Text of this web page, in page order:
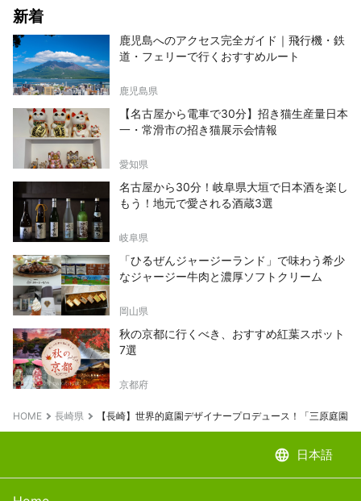
新着
鹿児島へのアクセス完全ガイド｜飛行機・鉄
道・フェリーで行くおすすめルート
鹿児島県
【名古屋から電車で30分】招き猫生産量日本
一・常滑市の招き猫展示会情報
愛知県
名古屋から30分！岐阜県大垣で日本酒を楽し
もう！地元で愛される酒蔵3選
岐阜県
「ひるぜんジャージーランド」で味わう希少
なジャージー牛肉と濃厚ソフトクリーム
岡山県
秋の京都に行くべき、おすすめ紅葉スポット
7選
京都府
HOME 長崎県 【長崎】世界的庭園デザイナープロデュース！「三原庭園
language 日本語